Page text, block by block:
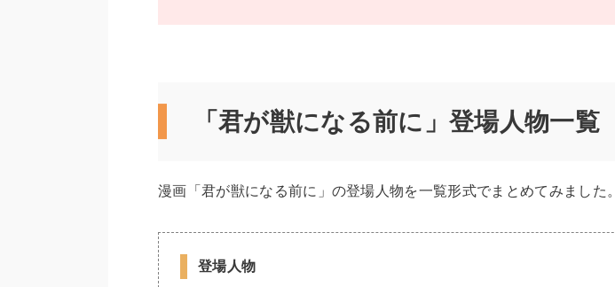
「君が獣になる前に」登場人物一覧
漫画「君が獣になる前に」の登場人物を一覧形式でまとめてみました。
登場人物